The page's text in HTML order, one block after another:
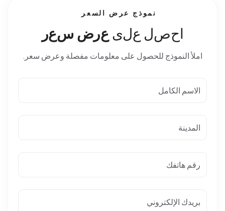
نموذج عرض السعر
احصل على عر ض سعر
املأ النموذج للحصول على معلومات مفصلة وعرض سعر.